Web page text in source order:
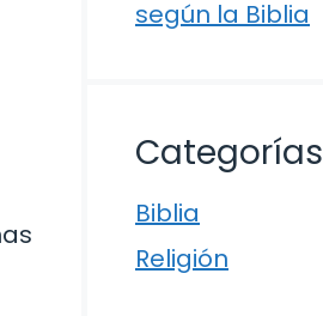
según la Biblia
Categorías
Biblia
Religión